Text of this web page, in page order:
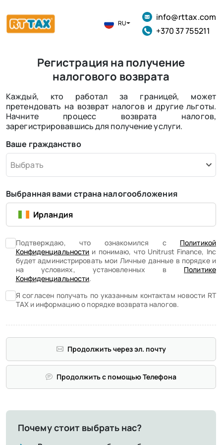
RU
info@rttax.com
+370 37 755211
Регистрация на получение
налогового возврата
Каждый, кто работал за границей, может
претендовать на возврат налогов и другие льготы.
Начните процесс возврата налогов,
зарегистрировавшись для получение услуги.
Ваше гражданство
Выбрать
Выбранная вами страна налогообложения
Ирландия
Подтверждаю, что ознакомился с Политикой
Конфиденциальности и понимаю, что Unitrust Finance, Inc
будет администрировать мои Личные данные в порядке и
на условиях, установленных в Политике
Конфиденциальности.
Я согласен получать по указанным контактам новости RT
TAX и информацию о порядке возврата налогов.
Продолжить через эл. почту
Продолжить с помощью Телефона
Почему стоит выбрать нас?